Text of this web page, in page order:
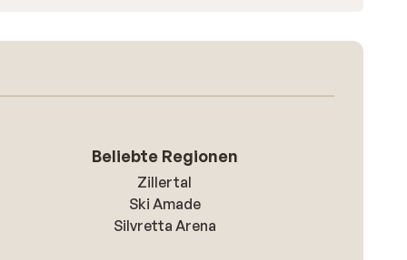
Beliebte Regionen
Zillertal
Ski Amade
Silvretta Arena